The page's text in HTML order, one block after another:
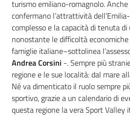
Piani Programmi
Progetti
turismo emiliano-romagnolo.
confermano l’attrattività
complesso e la capacità di tenuta
nonostante le difficoltà
famiglie italiane–sottolinea
Andrea Corsini -. Sempre più
regione e le sue località: dal mare
Né va dimenticato il ruolo sempre
sportivo, grazie a un calendario di
questa regione la vera Sport Valley